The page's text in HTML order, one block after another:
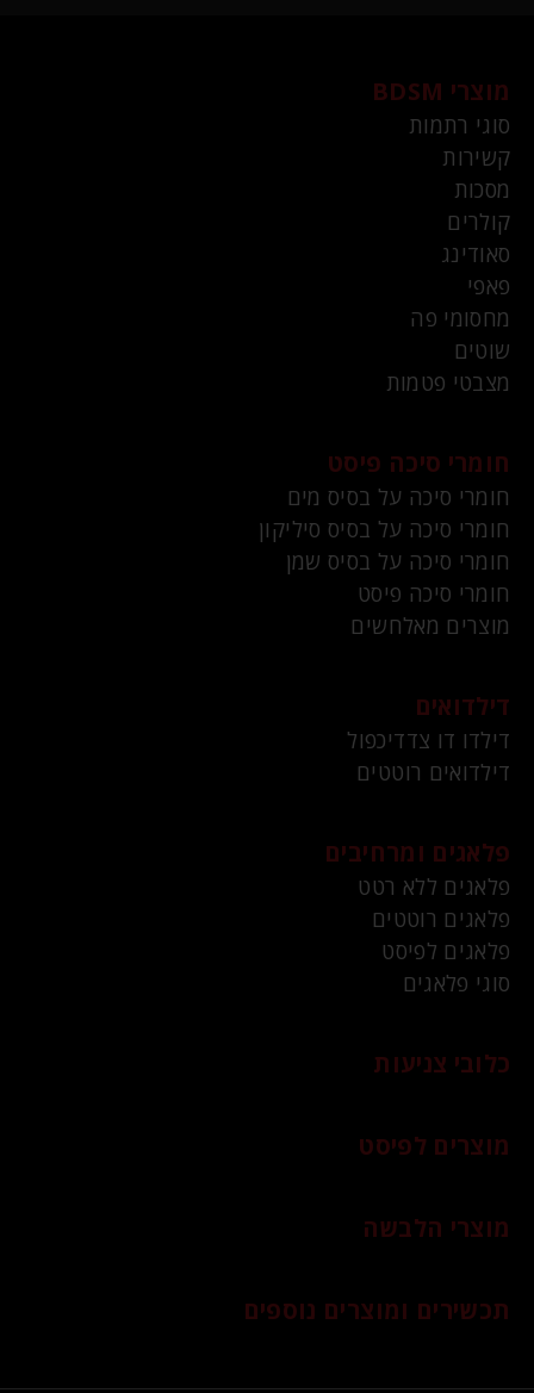
מוצרי BDSM
סוגי רתמות
קשירות
מסכות
קולרים
סאודינג
פאפי
מחסומי פה
שוטים
מצבטי פטמות
חומרי סיכה פיסט
חומרי סיכה על בסיס מים
חומרי סיכה על בסיס סיליקון
חומרי סיכה על בסיס שמן
חומרי סיכה פיסט
מוצרים מאלחשים
דילדואים
דילדו דו צדדיכפול
דילדואים רוטטים
פלאגים ומרחיבים
פלאגים ללא רטט
פלאגים רוטטים
פלאגים לפיסט
סוגי פלאגים
כלובי צניעות
מוצרים לפיסט
מוצרי הלבשה
תכשירים ומוצרים נוספים